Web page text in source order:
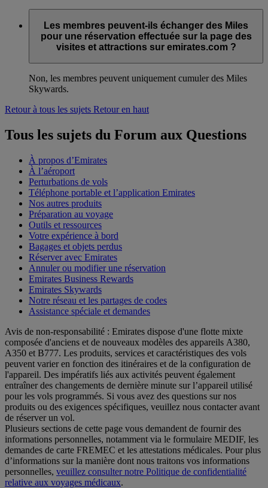
Les membres peuvent-ils échanger des Miles
pour une réservation effectuée sur la page des
visites et attractions sur emirates.com ?
Non, les membres peuvent uniquement cumuler des Miles
Skywards.
Retour à tous les sujets Retour en haut
Tous les sujets du Forum aux Questions
À propos d’Emirates
À l’aéroport
Perturbations de vols
Téléphone portable et l’application Emirates
Nos autres produits
Préparation au voyage
Outils et ressources
Votre expérience à bord
Bagages et objets perdus
Réserver avec Emirates
Annuler ou modifier une réservation
Emirates Business Rewards
Emirates Skywards
Notre réseau et les partages de codes
Assistance spéciale et demandes
Avis de non-responsabilité : Emirates dispose d'une flotte mixte
composée d'anciens et de nouveaux modèles des appareils A380,
A350 et B777. Les produits, services et caractéristiques des vols
peuvent varier en fonction des itinéraires et de la configuration de
l'appareil. Des impératifs liés aux activités peuvent également
entraîner des changements de dernière minute sur l’appareil utilisé
pour les vols programmés. Si vous avez des questions sur nos
produits ou des exigences spécifiques, veuillez nous contacter avant
de réserver un vol.
Plusieurs sections de cette page vous demandent de fournir des
informations personnelles, notamment via le formulaire MEDIF, les
demandes de carte FREMEC et les attestations médicales. Pour plus
d’informations sur la manière dont nous traitons vos informations
personnelles, veuillez consulter notre Politique de confidentialité
relative aux voyages médicaux.